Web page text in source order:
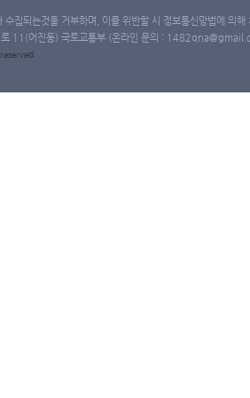
수집되는것을 거부하며, 이를 위반할 시 정보통신망법에 의
11(어진동) 국토교통부 (온라인 문의 :
reserved.